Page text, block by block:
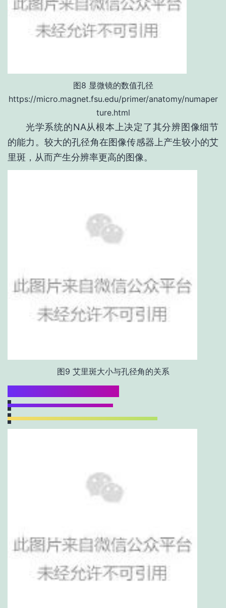
图8 显微镜的数值孔径
https://micro.magnet.fsu.edu/primer/anatomy/numaper
ture.html
光学系统的NA从根本上决定了其分辨图像细节
的能力。较大的孔径角在图像传感器上产生较小的艾
里斑，从而产生分辨率更高的图像。
图9 艾里斑大小与孔径角的关系